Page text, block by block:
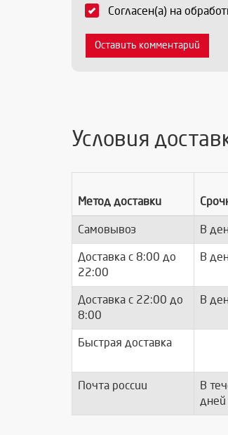
Согласен(а) на
Оставить комментарий
Условия
Метод доставки
Самовывоз В
Доставка c 8:00 до
22:00
В
Доставка с 22:00 до
8:00
В
Быстрая доставка
Почта россии
В
дней